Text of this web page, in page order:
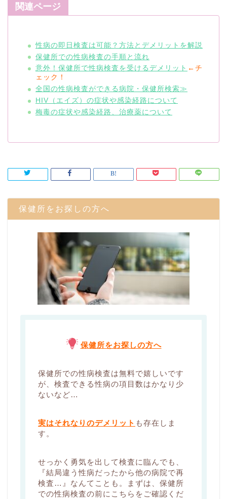
関連ページ
性病の即日検査は可能？方法とデメリットを解説
保健所での性病検査の手順と流れ
意外！保健所で性病検査を受けるデメリット ←チ
ェック！
全国の性病検査ができる病院・保健所検索≫
HIV（エイズ）の症状や感染経路について
梅毒の症状や感染経路、治療薬について
保健所をお探しの方へ
保健所をお探しの方へ
保健所での性病検査は無料で嬉しいです
が、検査できる性病の項目数はかなり少
ないなど…
実はそれなりのデメリット も存在しま
す。
せっかく勇気を出して検査に臨んでも、
『結局違う性病だったから他の病院で再
検査…』なんてことも。まずは、保健所
での性病検査の前にこちらをご確認くだ